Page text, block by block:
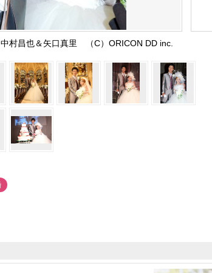
村昌也＆矢口真里 （C）ORICON DD inc.